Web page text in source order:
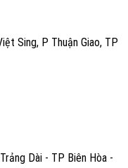
Sing, P Thuận Giao, TP
Dài - TP Biên Hòa -